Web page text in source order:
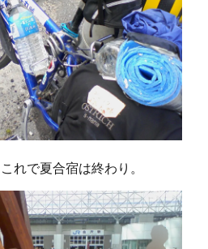
れで夏合宿は終わり。